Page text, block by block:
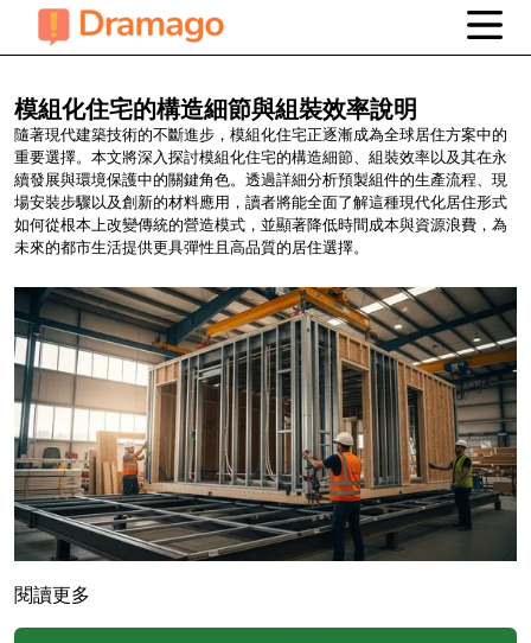
模組化住宅的構造細節與組裝效率說明
隨著現代建築技術的不斷進步，模組化住宅正逐漸成為全球居住方案中的
重要選擇。本文將深入探討模組化住宅的構造細節、組裝效率以及其在永
續發展與環境保護中的關鍵角色。透過詳細分析預製組件的生產流程、現
場安裝步驟以及創新的材料應用，讀者將能全面了解這種現代化居住形式
如何從根本上改變傳統的營造模式，並顯著降低時間成本與資源浪費，為
未來的都市生活提供更具彈性且高品質的居住選擇。
閱讀更多